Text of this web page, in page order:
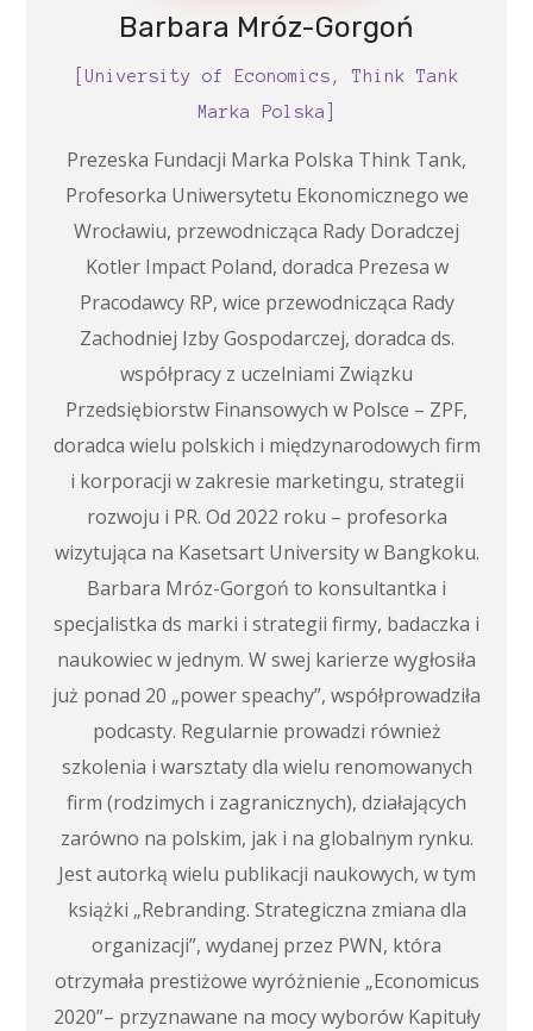
Barbara Mróz-Gorgoń
[University of Economics, Think Tank
Marka Polska]
Prezeska Fundacji Marka Polska Think Tank,
Profesorka Uniwersytetu Ekonomicznego we
Wrocławiu, przewodnicząca Rady Doradczej
Kotler Impact Poland, doradca Prezesa w
Pracodawcy RP, wice przewodnicząca Rady
Zachodniej Izby Gospodarczej, doradca ds.
współpracy z uczelniami Związku
Przedsiębiorstw Finansowych w Polsce – ZPF,
doradca wielu polskich i międzynarodowych firm
i korporacji w zakresie marketingu, strategii
rozwoju i PR. Od 2022 roku – profesorka
wizytująca na Kasetsart University w Bangkoku.
Barbara Mróz-Gorgoń to konsultantka i
specjalistka ds marki i strategii firmy, badaczka i
naukowiec w jednym. W swej karierze wygłosiła
już ponad 20 „power speachy”, współprowadziła
podcasty. Regularnie prowadzi również
szkolenia i warsztaty dla wielu renomowanych
firm (rodzimych i zagranicznych), działających
zarówno na polskim, jak i na globalnym rynku.
Jest autorką wielu publikacji naukowych, w tym
książki „Rebranding. Strategiczna zmiana dla
organizacji”, wydanej przez PWN, która
otrzymała prestiżowe wyróżnienie „Economicus
2020”– przyznawane na mocy wyborów Kapituły